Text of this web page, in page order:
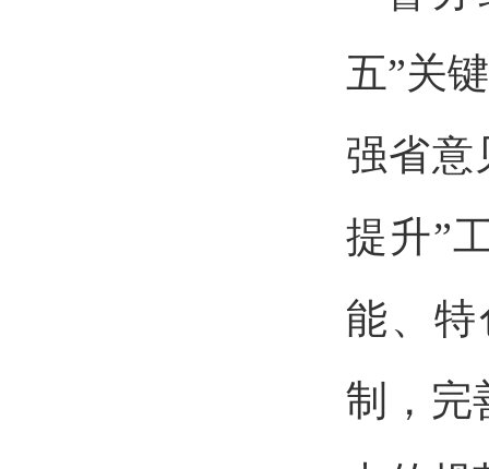
五”关
强省意
提升”
能、
制，完